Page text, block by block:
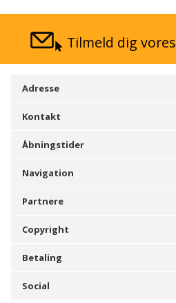
Tilmeld dig vores
Adresse
Kontakt
Åbningstider
Navigation
Partnere
Copyright
Betaling
Social